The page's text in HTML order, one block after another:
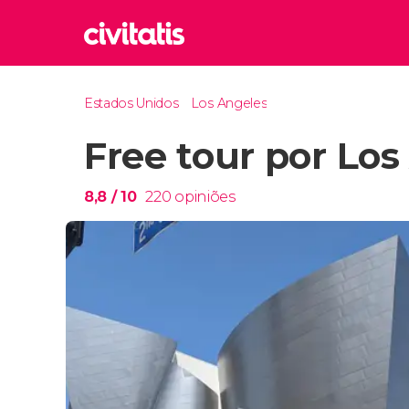
Reino
Turquia
Estados Unidos Los Angeles
Free tour por
8,8 / 10 220 opiniões